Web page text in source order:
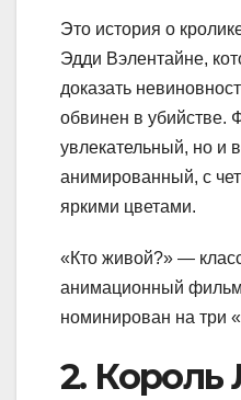
Это история о
Эдди Вэлентайне,
доказать
обвинен в убийстве.
увлекательный, но и
анимированный, с
яркими цветами.
«Кто живой?» —
анимационный
номинирован на три
2. Король